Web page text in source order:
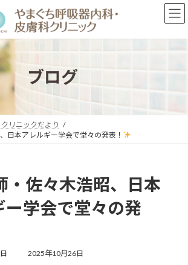
ブログ
クリニックだより
日本アレルギー学会で堂々の発表！
・佐々木浩昭、日本
ー学会で堂々の発
最
2025年10月26日